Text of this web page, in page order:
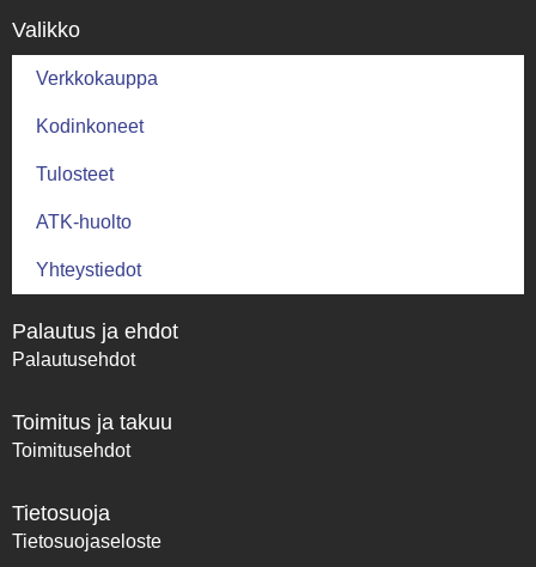
Valikko
Verkkokauppa
Kodinkoneet
Tulosteet
ATK-huolto
Yhteystiedot
Palautus ja ehdot
Palautusehdot
Toimitus ja takuu
Toimitusehdot
Tietosuoja
Tietosuojaseloste